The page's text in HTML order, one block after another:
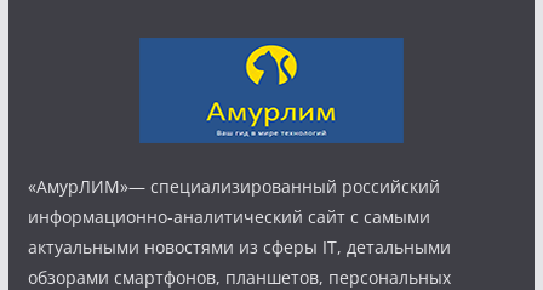
«АмурЛИМ»— специализированный российский
информационно-аналитический сайт с самыми
актуальными новостями из сферы IT, детальными
обзорами смартфонов, планшетов, персональных